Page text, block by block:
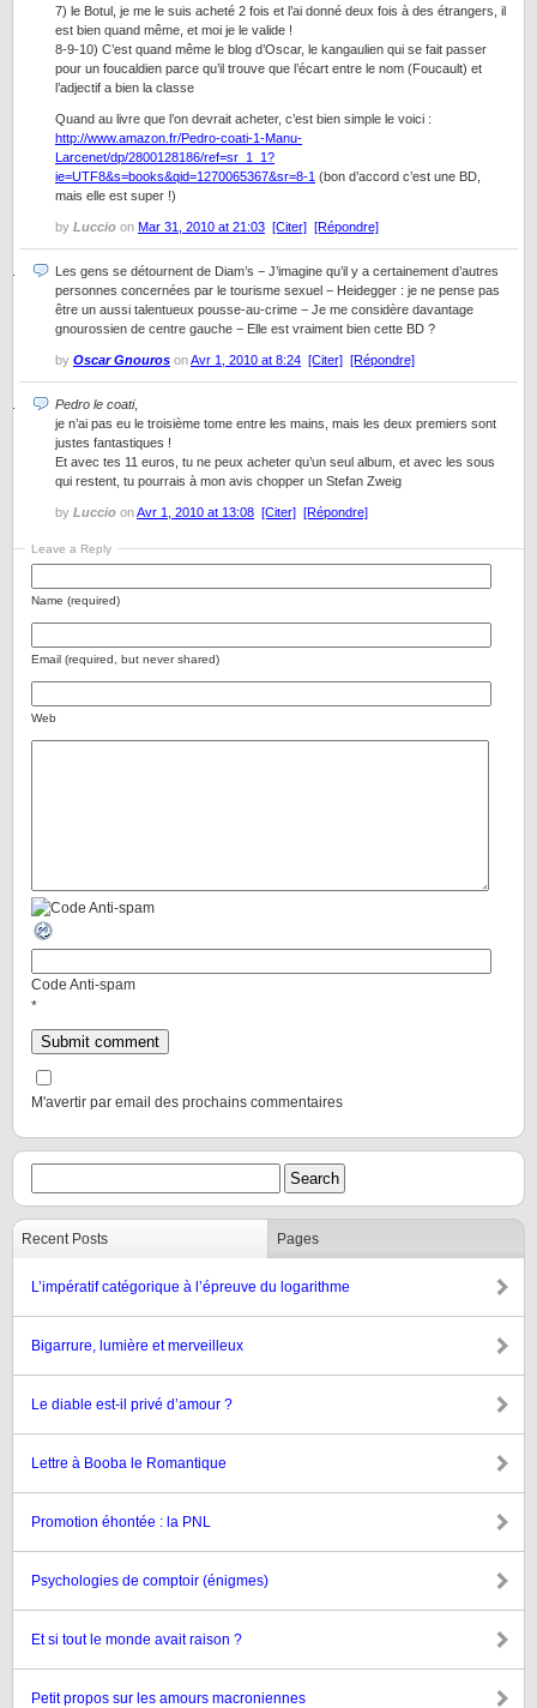
7) le Botul, je me le suis acheté 2 fois et l’ai donné deux fois à des étrangers, il
est bien quand même, et moi je le valide !
8-9-10) C’est quand même le blog d’Oscar, le kangaulien qui se fait passer
pour un foucaldien parce qu’il trouve que l’écart entre le nom (Foucault) et
l’adjectif a bien la classe
Quand au livre que l’on devrait acheter, c’est bien simple le voici :
http://www.amazon.fr/Pedro-coati-1-Manu-
Larcenet/dp/2800128186/ref=sr_1_1?
ie=UTF8&s=books&qid=1270065367&sr=8-1 (bon d’accord c’est une BD,
mais elle est super !)
by Luccio on Mar 31, 2010 at 21:03 [Citer] [Répondre]
Les gens se détournent de Diam’s − J’imagine qu’il y a certainement d’autres
personnes concernées par le tourisme sexuel − Heidegger : je ne pense pas
être un aussi talentueux pousse-au-crime − Je me considère davantage
gnourossien de centre gauche − Elle est vraiment bien cette BD ?
by Oscar Gnouros onAvr 1, 2010 at 8:24 [Citer] [Répondre]
Pedro le coati,
je n’ai pas eu le troisième tome entre les mains, mais les deux premiers sont
justes fantastiques !
Et avec tes 11 euros, tu ne peux acheter qu’un seul album, et avec les sous
qui restent, tu pourrais à mon avis chopper un Stefan Zweig
by Luccio onAvr 1, 2010 at 13:08 [Citer] [Répondre]
Leave a Reply
Name (required)
Email (required, but never shared)
Web
Code Anti-spam
*
M'avertir par email des prochains commentaires
Recent Posts Pages
L’impératif catégorique à l’épreuve du logarithme
Bigarrure, lumière et merveilleux
Le diable est-il privé d’amour ?
Lettre à Booba le Romantique
Promotion éhontée : la PNL
Psychologies de comptoir (énigmes)
Et si tout le monde avait raison ?
Petit propos sur les amours macroniennes